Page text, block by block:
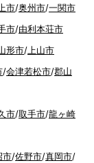
市/奥州市/一関市
市/由利本荘市
形市/ 上山市
/会津若松市/郡山
市/取手市/龍ヶ崎
市/佐野市/真岡市/